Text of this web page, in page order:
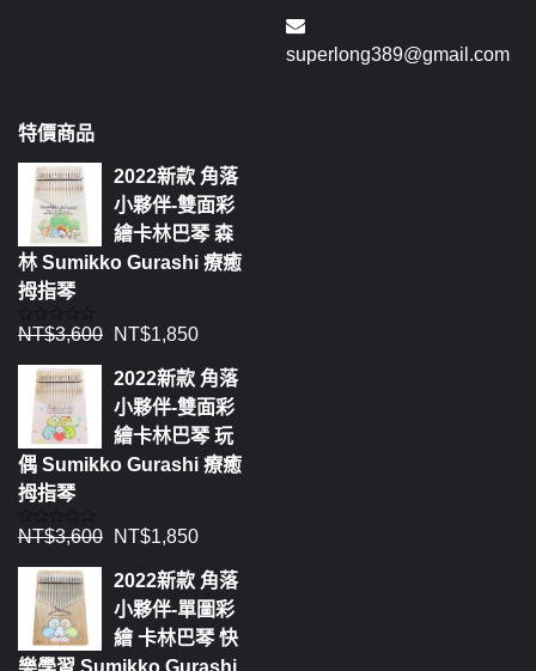
superlong389@gmail.com
特價商品
2022新款 角落
小夥伴-雙面彩
繪卡林巴琴 森
林 Sumikko Gurashi 療癒
拇指琴
評
0
NT$3,600 NT$1,850
2022新款 角落
小夥伴-雙面彩
繪卡林巴琴 玩
偶 Sumikko Gurashi 療癒
拇指琴
評
0
NT$3,600 NT$1,850
2022新款 角落
小夥伴-單圖彩
繪 卡林巴琴 快
樂學習 Sumikko Gurashi